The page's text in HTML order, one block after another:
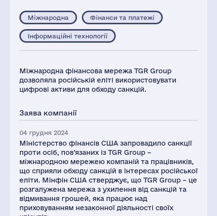
Міжнародна Фінанси та платежі
Інформаційні технології
Міжнародна фінансова мережа TGR Group
дозволяла російській еліті використовувати
цифрові активи для обходу санкцій.
Заява компанії
04 грудня 2024
Міністерство фінансів США запровадило санкції
проти осіб, пов’язаних із TGR Group –
міжнародною мережею компаній та працівників,
що сприяли обходу санкцій в інтересах російської
еліти. Мінфін США стверджує, що TGR Group – це
розгалужена мережа з ухилення від санкцій та
відмивання грошей, яка працює над
приховуванням незаконної діяльності своїх